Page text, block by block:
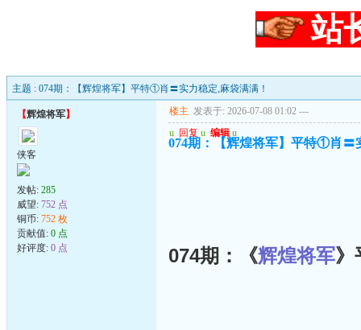
站
主题 : 074期：【辉煌将军】平特①肖〓实力稳定,麻袋满满！
【辉煌将军】
侠客
发帖: 285
威望: 752 点
铜币: 752 枚
贡献值: 0 点
好评度: 0 点
楼主 发表于: 2026-07-08 01:02 ---
u 回复 u 编辑 u
074期：【辉煌将军】平特①肖〓
074期：《辉煌将军》